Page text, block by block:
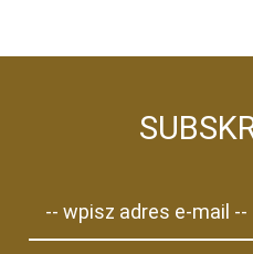
-- wpisz adres e-mail --